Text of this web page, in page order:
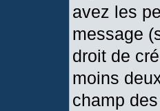
avez les
message
droit de
moins
champ